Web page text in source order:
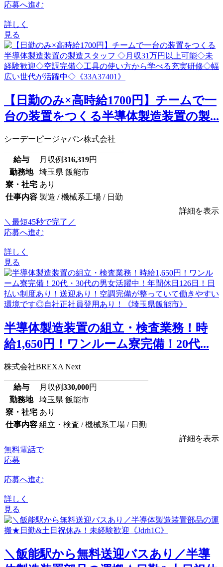
応募へ進む
詳しく
見る
【日勤のみ×高時給1700円】チームで一
台の装置をつくる半導体製造装置の製...
シーデーピージャパン株式会社
給与 月収例316,319円
勤務地
埼玉県 飯能市
寮・社宅 あり
仕事内容 製造 / 機械系工場 / 日勤
詳細を表示
＼最短45秒で完了／
応募へ進む
詳しく
見る
半導体製造装置の組立・検査業務！時
給1,650円！ワンルーム寮完備！20代...
株式会社BREXA Next
給与 月収例330,000円
勤務地
埼玉県 飯能市
寮・社宅 あり
仕事内容 組立・検査 / 機械系工場 / 日勤
詳細を表示
無料電話で
応募
応募へ進む
詳しく
見る
＼飯能駅から無料送迎バスあり／半導